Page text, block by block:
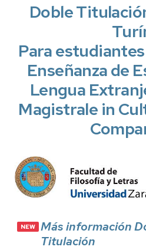
Doble
Para
Enseñanza de
Lengua
Magistrale in
Más información
Titulación